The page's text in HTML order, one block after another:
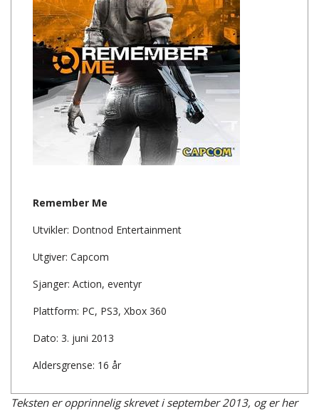
Remember Me
Utvikler: Dontnod Entertainment
Utgiver: Capcom
Sjanger: Action, eventyr
Plattform: PC, PS3, Xbox 360
Dato: 3. juni 2013
Aldersgrense: 16 år
Teksten er opprinnelig skrevet i september 2013, og er her